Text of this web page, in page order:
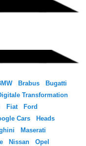
Brabus
Bugatti
Transformation
Fiat
Ford
Cars
Heads
Maserati
Nissan Opel